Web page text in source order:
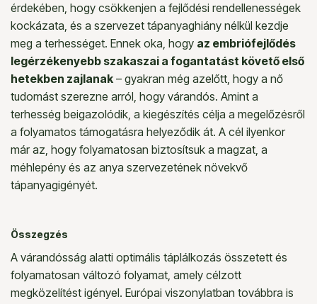
érdekében, hogy csökkenjen a fejlődési rendellenességek
kockázata, és a szervezet tápanyaghiány nélkül kezdje
meg a terhességet. Ennek oka, hogy az embriófejlődés
legérzékenyebb szakaszai a fogantatást követő első
hetekben zajlanak – gyakran még azelőtt, hogy a nő
tudomást szerezne arról, hogy várandós. Amint a
terhesség beigazolódik, a kiegészítés célja a megelőzésről
a folyamatos támogatásra helyeződik át. A cél ilyenkor
már az, hogy folyamatosan biztosítsuk a magzat, a
méhlepény és az anya szervezetének növekvő
tápanyagigényét.
Összegzés
A várandósság alatti optimális táplálkozás összetett és
folyamatosan változó folyamat, amely célzott
megközelítést igényel. Európai viszonylatban továbbra is